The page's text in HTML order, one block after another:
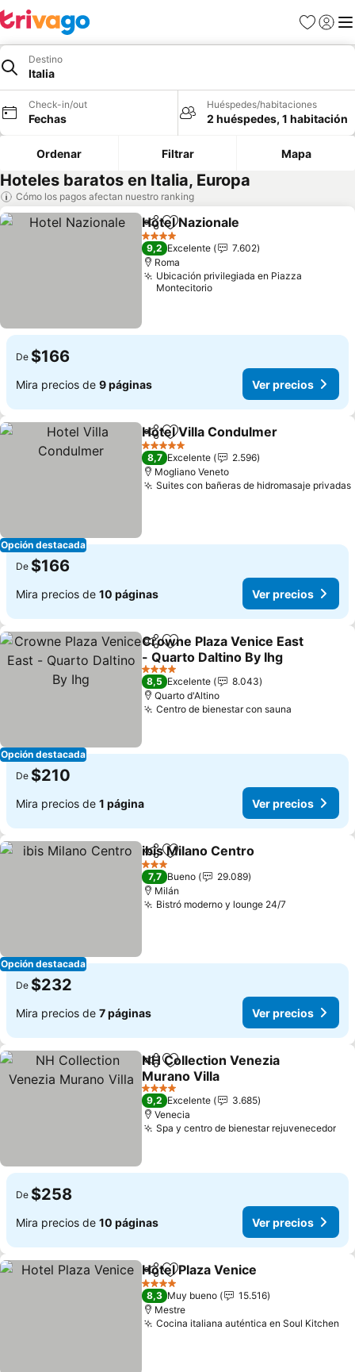
Favoritos
Iniciar
Destino
Italia
Check-in/out
Fechas
Huéspedes/habitaciones
2 huéspedes, 1 habitación
Ordenar Filtrar Mapa
Hoteles baratos en Italia, Europa
Cómo los pagos afectan nuestro ranking
CompartirAgregar a favoritos
Hotel Nazionale
4 Estrellas
9,2 Excelente
7.602
Roma
Ubicación privilegiada en Piazza
Montecitorio
De $166
Mira precios de 9 páginas Ver precios
Opción destacada
CompartirAgregar a favoritos
Hotel Villa Condulmer
5 Estrellas
8,7 Excelente
2.596
Mogliano Veneto
Suites con bañeras de hidromasaje privadas
De $166
Mira precios de 10 páginas Ver precios
Opción destacada
CompartirAgregar a favoritos
Crowne Plaza Venice East
- Quarto Daltino By Ihg
4 Estrellas
8,5 Excelente
8.043
Quarto d'Altino
Centro de bienestar con sauna
De $210
Mira precios de 1 página Ver precios
Opción destacada
CompartirAgregar a favoritos
ibis Milano Centro
3 Estrellas
7,7 Bueno
29.089
Milán
Bistró moderno y lounge 24/7
De $232
Mira precios de 7 páginas Ver precios
CompartirAgregar a favoritos
NH Collection Venezia
Murano Villa
4 Estrellas
9,2 Excelente
3.685
Venecia
Spa y centro de bienestar rejuvenecedor
De $258
Mira precios de 10 páginas Ver precios
CompartirAgregar a favoritos
Hotel Plaza Venice
4 Estrellas
8,3 Muy bueno
15.516
Mestre
Cocina italiana auténtica en Soul Kitchen